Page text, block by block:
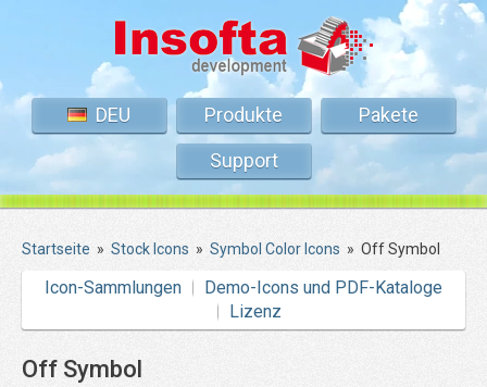
DEU Produkte
Pakete
Support
Startseite » Stock Icons » Symbol Color Icons » Off Symbol
Icon-Sammlungen
Demo-Icons und PDF-Kataloge
Lizenz
Off Symbol